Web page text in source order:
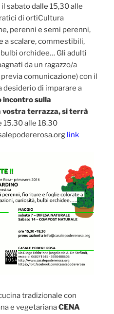
sabato dalle 15,30 alle
di ortiCultura
perenni e semi perenni,
a scalare, commestibili,
orchidee… Gli adulti
da un ragazzo/a
comunicazione) con il
desiderio di imparare a
incontro sulla
vostra terrazza, si terrà
15.30 alle 18.30
link
tradizionale con
e vegetarianaCENA